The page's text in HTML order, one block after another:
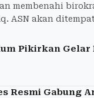
membenahi
ASN akan
Pikirkan Gelar
Resmi Gabung